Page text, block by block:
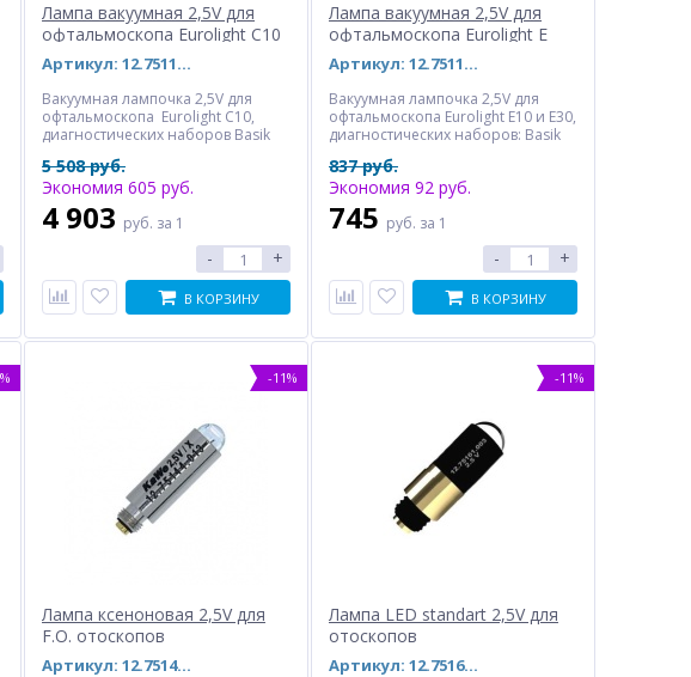
Лампа вакуумная 2,5V для
офтальмоскопа Eurolight С10
Артикул: 12.75113.003 (28947)
Вакуумная лампочка 2,5V для
офтальмоскопа Eurolight С10,
диагностических наборов Basik
5 508 руб.
Экономия 605 руб.
4 903 руб. за 1
- +
В КОРЗИНУ
Лампа вакуумная 2,5V для
офтальмоскопа Eurolight E
10/30
Артикул: 12.75114.003
Вакуумная лампочка 2,5V для
офтальмоскопа Eurolight E10 и Е30,
диагностических наборов: Basik
837 руб.
Экономия 92 руб.
745 руб. за 1
- +
В КОРЗИНУ
-11%
Лампа ксеноновая 2,5V для
F.O. отоскопов
Артикул: 12.75144.013
-11%
Лампа LED standart 2,5V для
отоскопов
Артикул: 12.75161.003